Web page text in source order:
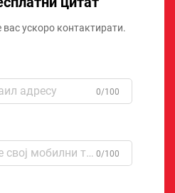
ускоро контактирати.
0/100
0/100